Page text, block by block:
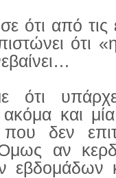
ότι από τις
ότι
ότι
και
που δεν
αν